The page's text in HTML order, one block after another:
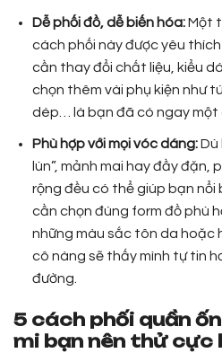
Dễ phối đồ, dễ biến hóa:Một
cách phối này được yêu
cần thay đổi chất liệu, kiểu
chọn thêm vài phụ kiện như
dép… là bạn đã có ngay một
Phù hợp với mọi vóc dáng:Dù
lùn”, mảnh mai hay đầy đặn,
rộng đều có thể giúp bạn
cần chọn đúng form đồ phù
những màu sắc tôn da hoặc
cô nàng sẽ thấy mình tự tin
đường.
5 cách phối quần
mi bạn nên thử cực